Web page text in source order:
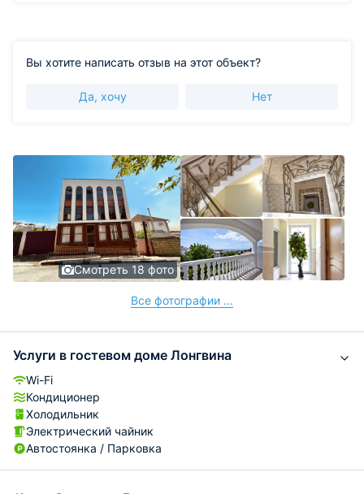
Вы хотите написать отзыв на этот объект?
Да, хочу Нет
Смотреть 18 фото
Все фотографии ...
Услуги в гостевом доме Лонгвина
Wi-Fi
Кондиционер
Холодильник
Электрический чайник
Автостоянка / Парковка